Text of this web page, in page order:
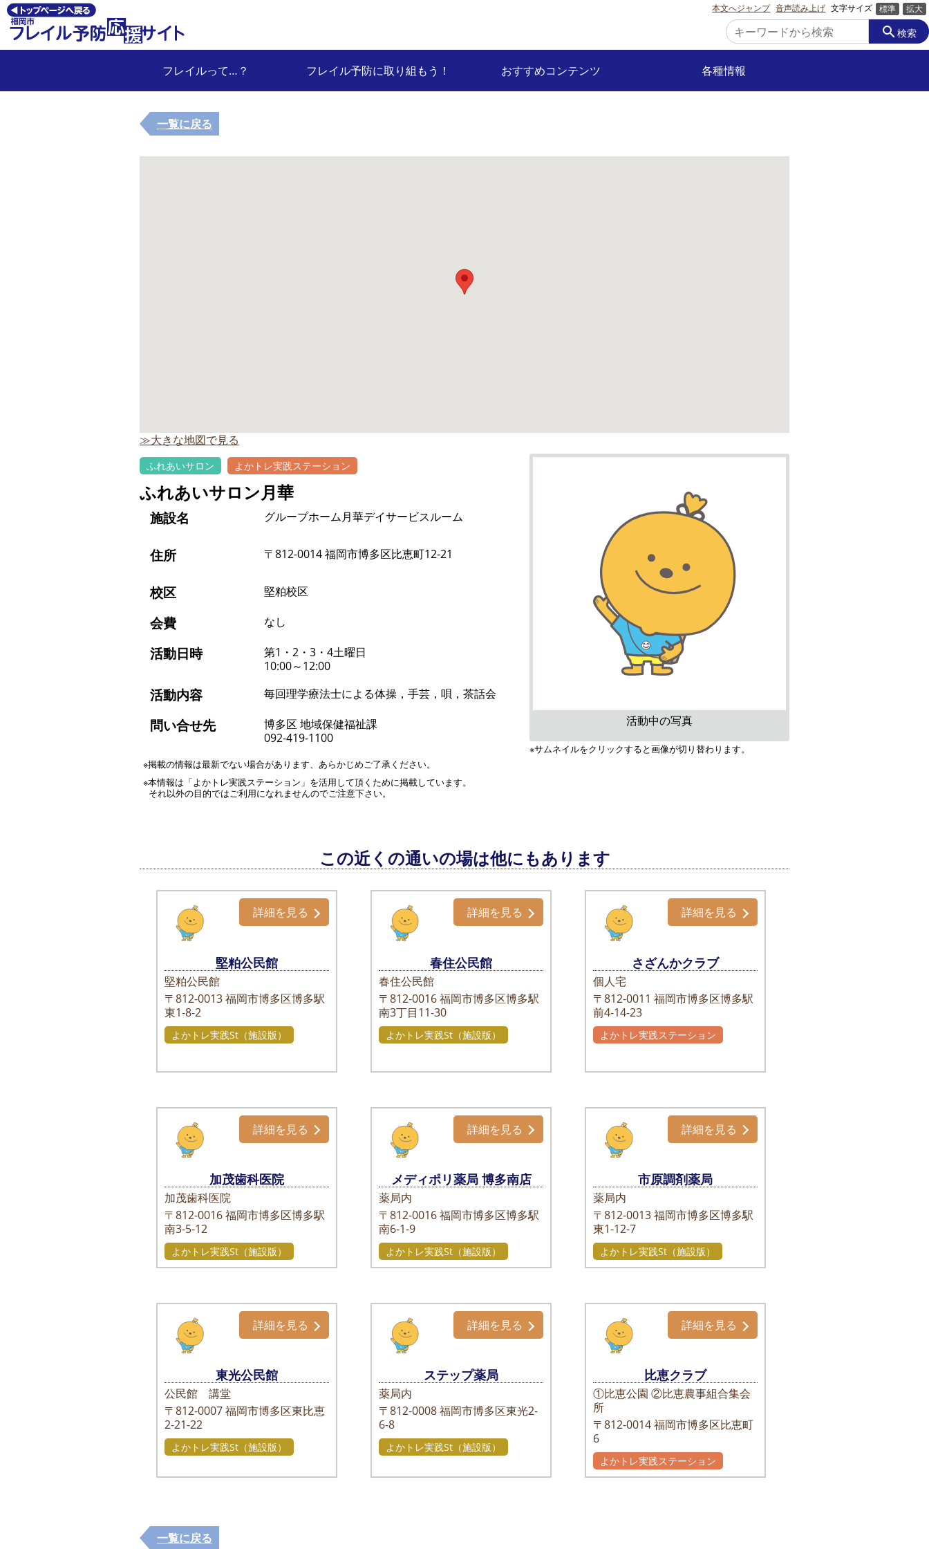
本文へジャンプ 音声読み上げ 文字サイズ 標準 拡大
search検索
フレイルって…？ フレイル予防に取り組もう！ おすすめコンテンツ 各種情報
一覧に戻る
≫大きな地図で見る
ふれあいサロン よかトレ実践ステーション
ふれあいサロン月華
施設名 グループホーム月華デイサービスルーム
住所 〒812-0014 福岡市博多区比恵町12-21
校区 堅粕校区
会費 なし
活動日時
第1・2・3・4土曜日
10:00～12:00
活動内容 毎回理学療法士による体操，手芸，唄，茶話会
問い合せ先
博多区 地域保健福祉課
092-419-1100
※掲載の情報は最新でない場合があります、あらかじめご了承ください。
※本情報は「よかトレ実践ステーション」を活用して頂くために掲載しています。
それ以外の目的ではご利用になれませんのでご注意下さい。
活動中の写真
※サムネイルをクリックすると画像が切り替わります。
この近くの通いの場は他にもあります
堅粕公民館
堅粕公民館
〒812-0013福岡市博多区博多駅
東1-8-2
詳細を見る
よかトレ実践St（施設版）
春住公民館
春住公民館
〒812-0016福岡市博多区博多駅
南3丁目11-30
詳細を見る
よかトレ実践St（施設版）
さざんかクラブ
個人宅
〒812-0011 福岡市博多区博多駅
前4-14-23
詳細を見る
よかトレ実践ステーション
加茂歯科医院
加茂歯科医院
〒812-0016福岡市博多区博多駅
南3-5-12
詳細を見る
よかトレ実践St（施設版）
メディポリ薬局 博多南店
薬局内
〒812-0016福岡市博多区博多駅
南6-1-9
詳細を見る
よかトレ実践St（施設版）
市原調剤薬局
薬局内
〒812-0013 福岡市博多区博多駅
東1-12-7
詳細を見る
よかトレ実践St（施設版）
東光公民館
公民館 講堂
〒812-0007福岡市博多区東比恵
2-21-22
詳細を見る
よかトレ実践St（施設版）
ステップ薬局
薬局内
〒812-0008福岡市博多区東光2-
6-8
詳細を見る
よかトレ実践St（施設版）
比恵クラブ
①比恵公園 ②比恵農事組合集会
所
〒812-0014 福岡市博多区比恵町
6
詳細を見る
よかトレ実践ステーション
一覧に戻る